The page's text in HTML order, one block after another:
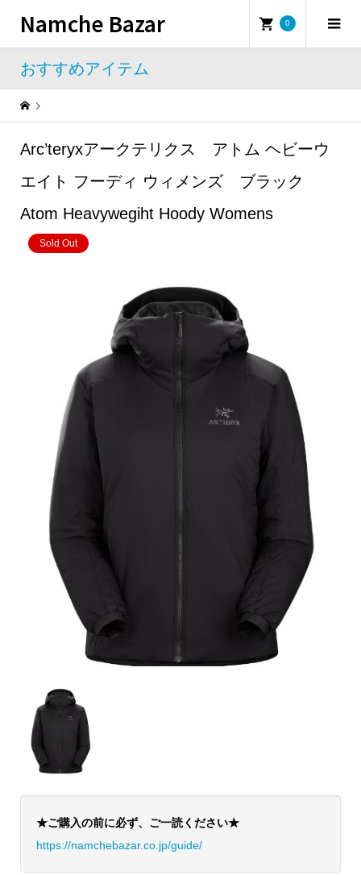
Namche Bazar 0
おすすめアイテム
Arc’teryxアークテリクス アトム ヘビーウエイト フーディ ウィメンズ ブラック Atom Heavywegiht Hoody Womens
Arc’teryxアークテリクス アトム ヘビーウ
エイト フーディ ウィメンズ ブラック
Atom Heavywegiht Hoody Womens
Sold Out
★ご購入の前に必ず、ご一読ください★
https://namchebazar.co.jp/guide/